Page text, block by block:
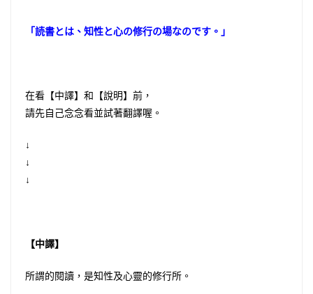
「読書とは、知性と心の修行の場なのです。」
在看【中譯】和【說明】前，
請先自己念念看並試著翻譯喔。
↓
↓
↓
【中譯】
所謂的閱讀，是知性及心靈的修行所。